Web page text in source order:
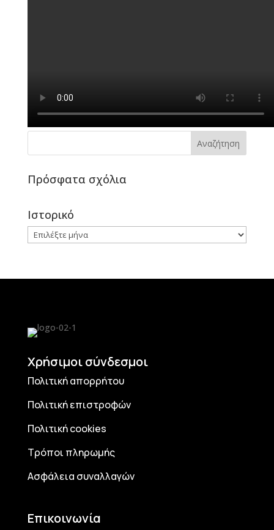
Πρόσφατα σχόλια
Ιστορικό
Ιστορικό
Χρήσιμοι σύνδεσμοι
Πολιτική απορρήτου
Πολιτική επιστροφών
Πολιτική cookies
Τρόποι πληρωμής
Ασφάλεια συναλλαγών
Επικοινωνία